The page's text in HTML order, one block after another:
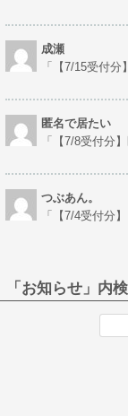
成瀬
「
【7/15受付
匿名で居たい
「
【7/8受付分
つぶあん。
「
【7/4受付分
「お知らせ」内